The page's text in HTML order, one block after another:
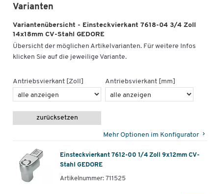
Varianten
Variantenübersicht - Einsteckvierkant 7618-04 3/4 Zoll
14x18mm CV-Stahl GEDORE
Übersicht der möglichen Artikelvarianten. Für weitere Infos
klicken Sie auf die jeweilige Variante.
Antriebsvierkant [Zoll] Antriebsvierkant [mm]
zurücksetzen
Mehr Optionen im Konfigurator
Einsteckvierkant 7612-00 1/4 Zoll 9x12mm CV-
Stahl GEDORE
Artikelnummer: 711525